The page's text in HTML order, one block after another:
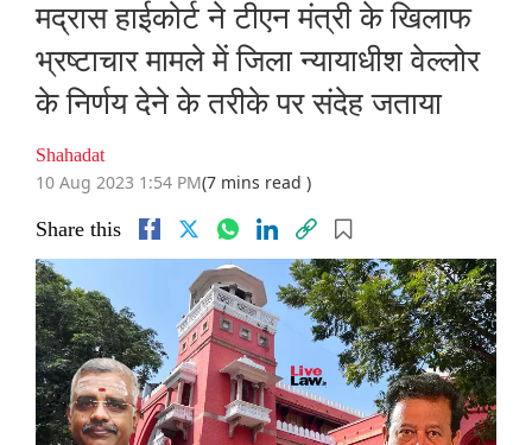
मद्रास हाईकोर्ट ने टीएन मंत्री के खिलाफ
भ्रष्टाचार मामले में जिला न्यायाधीश वेल्लोर
के निर्णय देने के तरीके पर संदेह जताया
Shahadat
10 Aug 2023 1:54 PM(7 mins read )
Share this